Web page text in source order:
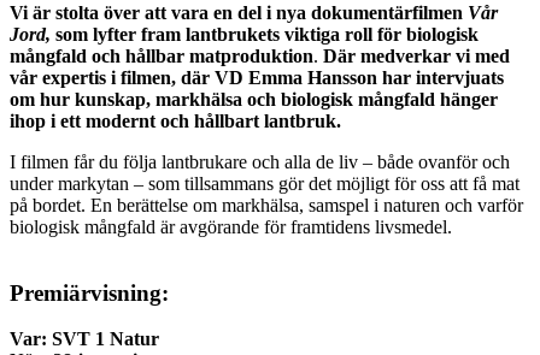
Vi är stolta över att vara en del i nya dokumentärfilmen Vår
Jord, som lyfter fram lantbrukets viktiga roll för biologisk
mångfald och hållbar matproduktion. Där medverkar vi med
vår expertis i filmen, där VD Emma Hansson har intervjuats
om hur kunskap, markhälsa och biologisk mångfald hänger
ihop i ett modernt och hållbart lantbruk.
I filmen får du följa lantbrukare och alla de liv – både ovanför och
under markytan – som tillsammans gör det möjligt för oss att få mat
på bordet. En berättelse om markhälsa, samspel i naturen och varför
biologisk mångfald är avgörande för framtidens livsmedel.
Premiärvisning:
Var: SVT 1 Natur